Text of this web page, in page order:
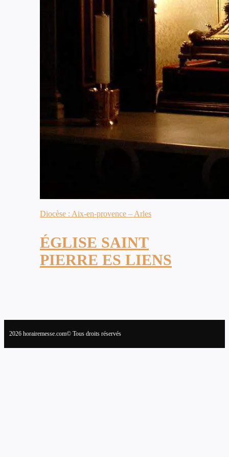
Diocèse : Aix-en-provence – Arles
ÉGLISE SAINT
PIERRE ES LIENS
2026 horairemesse.com© Tous droits réservés